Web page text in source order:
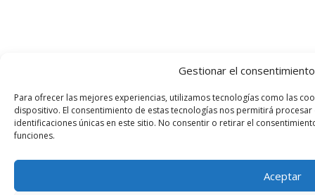
Gestionar el
Para ofrecer las mejores experiencias, utilizamos tecnologías como las
dispositivo. El consentimiento de estas tecnologías nos permitirá
identificaciones únicas en este sitio. No consentir o retirar el
funciones.
Aceptar